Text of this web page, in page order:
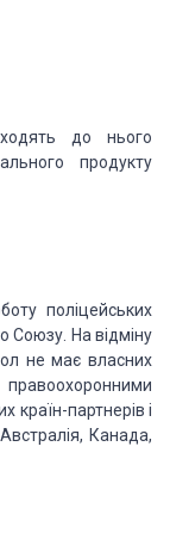
до нього
продукту
поліцейських
Союзу. На відміну
не має власних
країн-партнерів і
Канада,